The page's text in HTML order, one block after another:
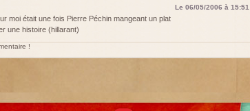
Le 06/05/2006 à 15:51
moi était une fois Pierre Péchin mangeant un plat
une histoire (hillarant)
!